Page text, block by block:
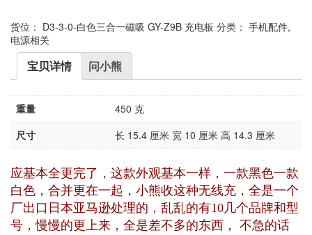
货位： D3-3-0-白色三合一磁吸 GY-Z9B 充电板 分类： 手机配件,
电源相关
宝贝详情 问小熊
重量
450 克
尺寸
长 15.4 厘米 宽 10 厘米 高 14.3 厘米
应基本全更完了，这款外观基本一样，一款黑色一款
白色，合并更在一起，小熊收这种无线充，全是一个
厂出口日本亚马逊处理的，乱乱的有10几个品牌和型
号，慢慢的更上来，全是差不多的东西， 不急的话